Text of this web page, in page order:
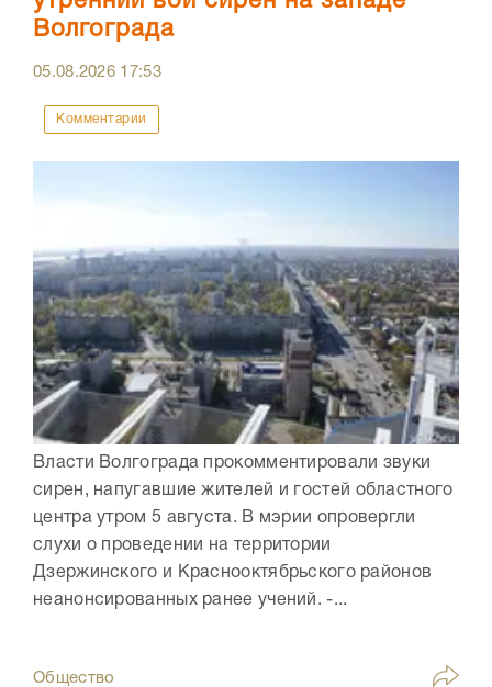
Волгограда
05.08.2026 17:53
Комментарии
Власти Волгограда прокомментировали звуки
сирен, напугавшие жителей и гостей областного
центра утром 5 августа. В мэрии опровергли
слухи о проведении на территории
Дзержинского и Краснооктябрьского районов
неанонсированных ранее учений. -...
Общество